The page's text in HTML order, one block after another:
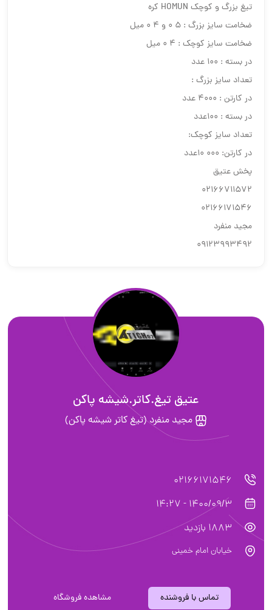
تیغ بزرگ و کوچک HOMUN کره
ضخامت سایز بزرگ : 5 0 و 4 0 میل
ضخامت سایز کوچک : 4 0 میل
در بسته : 100 عدد
تعداد سایز بزرگ :
در کارتن : 4000 عدد
در بسته : 100عدد
تعداد سایز کوچک:
در کارتن: 000 10عدد
پخش عتیق
02166711572
02166171546
مجید منفرد
09123993492
عتیق تیغ.کاتر.شیشه پاکن
مجید منفرد (تیغ کاتر شیشه پاکن)
02166171546
1400/09/3 - 14:27
1883 بازدید
خیابان امام خمینی
تماس با فروشنده مشاهده فروشگاه